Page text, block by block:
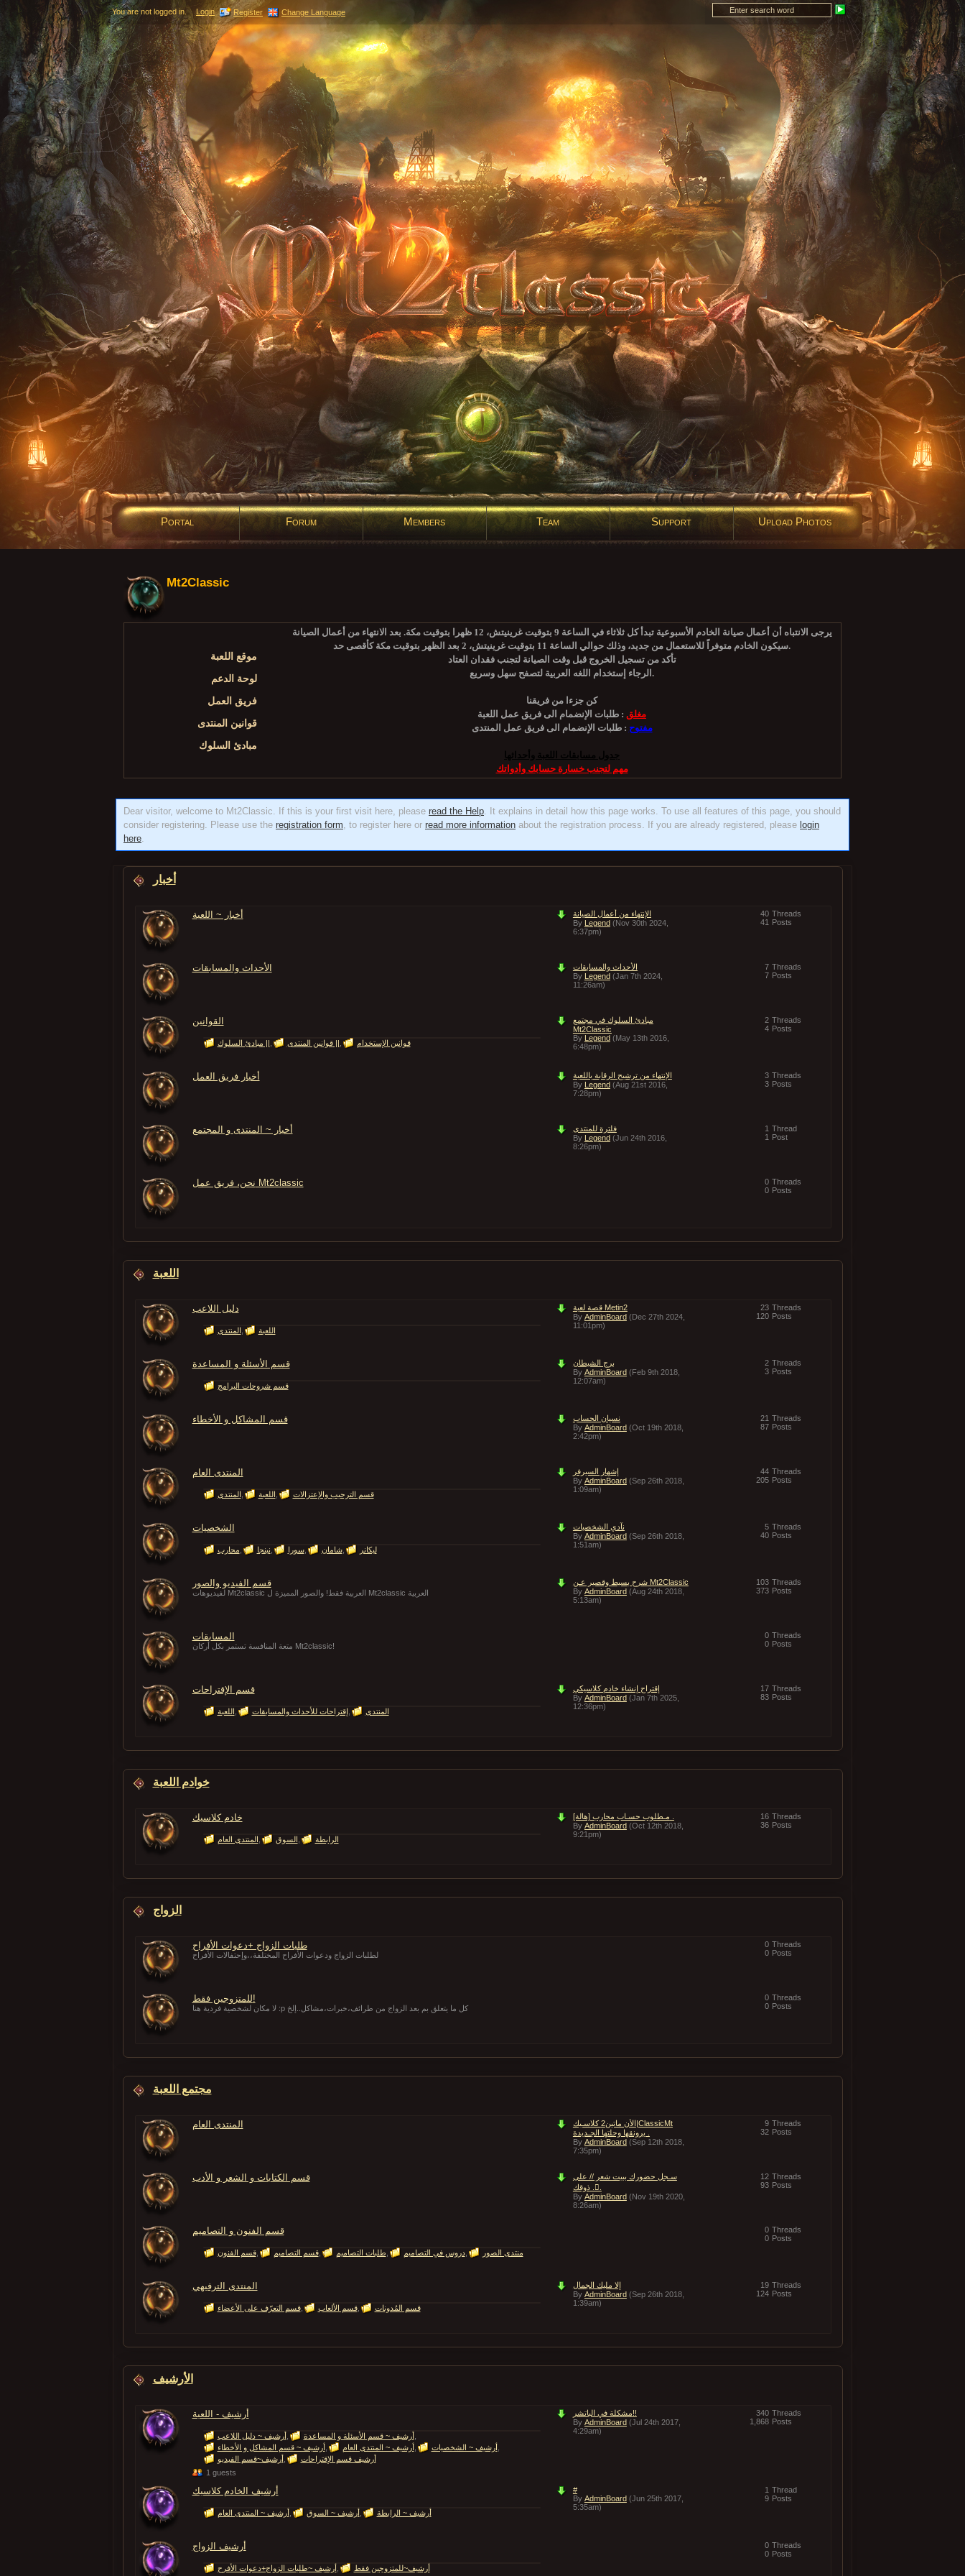
You are not logged in. Login Register Change Language
Portal Forum Members Team Support Upload Photos
Mt2Classic
موقع اللعبة
لوحة الدعم
فريق العمل
قوانين المنتدى
مبادئ السلوك
يرجى الانتباه أن أعمال صيانة الخادم الأسبوعية تبدأ كل ثلاثاء في الساعة 9 بتوقيت غرينيتش، 12 ظهرا بتوقيت مكة. بعد الانتهاء من أعمال الصيانة
سيكون الخادم متوفراً للاستعمال من جديد، وذلك حوالي الساعة 11 بتوقيت غرينيتش، 2 بعد الظهر بتوقيت مكة كأقصى حد.
تأكد من تسجيل الخروج قبل وقت الصيانة لتجنب فقدان العتاد
الرجاء إستخدام اللغه العربية لتصفح سهل وسريع.
كن جزءا من فريقنا
طلبات الإنضمام الى فريق عمل اللعبة : مغلق
طلبات الإنضمام الى فريق عمل المنتدى : مفتوح
جدول مسابقات اللعبة وأحداثها
مهم لتجنب خسارة حسابك وأدواتك
Dear visitor, welcome to Mt2Classic. If this is your first visit here, please read the Help. It explains in detail how this page works. To use all features of this page, you should
consider registering. Please use the registration form, to register here or read more information about the registration process. If you are already registered, please login
here.
أخبار
أخبار ~ اللعبة
الإنتهاء من أعمال الصيانة
By Legend (Nov 30th 2024,
6:37pm)
Threads
40
Posts
41
الأحداث والمسابقات
الأحداث والمسابقات
By Legend (Jan 7th 2024,
11:26am)
Threads
7
Posts
7
القوانين
مبادئ السلوك || قوانين المنتدى || قوانين الإستخدام
مبادئ السلوك في مجتمع
Mt2Classic
By Legend (May 13th 2016,
6:48pm)
Threads
2
Posts
4
أخبار فريق العمل
الإنتهاء من ترشيح الرقابة باللعبة
By Legend (Aug 21st 2016,
7:28pm)
Threads
3
Posts
3
أخبار ~ المنتدى و المجتمع
فلترة للمنتدى
By Legend (Jun 24th 2016,
8:26pm)
Thread
1
Post
1
نحن، فريق عمل Mt2classic Threads
0
Posts
0
اللعبة
دليل اللاعب
المنتدى اللعبة
قصة لعبة Metin2
By AdminBoard (Dec 27th 2024,
11:01pm)
Threads
23
Posts
120
قسم الأسئلة و المساعدة
قسم شروحات البرامج
برج الشيطان
By AdminBoard (Feb 9th 2018,
12:07am)
Threads
2
Posts
3
قسم المشاكل و الأخطاء
نسيان الحساب
By AdminBoard (Oct 19th 2018,
2:42pm)
Threads
21
Posts
87
المنتدى العام
المنتدى اللعبة قسم الترحيب والإعتزالات
إشهار السيرفر
By AdminBoard (Sep 26th 2018,
1:09am)
Threads
44
Posts
205
الشخصيات
محارب نينجا سورا شامان ليكانر
نآدي الشخصيات
By AdminBoard (Sep 26th 2018,
1:51am)
Threads
5
Posts
40
قسم الفيديو والصور
لفيديوهات Mt2classic العربية فقط! والصور المميزة ل Mt2classic العربية
شرح بسيط وقصير عـن Mt2Classic
By AdminBoard (Aug 24th 2018,
5:13am)
Threads
103
Posts
373
المسابقات
متعة المنافسة تستمر بكل أركان Mt2classic!
Threads
0
Posts
0
قسم الإقتراحات
اللعبة إقتراحات للأحداث والمسابقات المنتدى
إقتراح إنشاء خادم كلاسيكي
By AdminBoard (Jan 7th 2025,
12:36pm)
Threads
17
Posts
83
خوادم اللعبة
خادم كلاسيك
المنتدى العام السوق الرابطة
By AdminBoard (Oct 12th 2018,
9:21pm)
Threads
16
Posts
36
الزواج
طلبات الزواج +دعوات الأفراح
لطلبات الزواج ودعوات الأفراح المختلفة،،وإحتفالات الأفراح
Threads
0
Posts
0
للمتزوجين فقط!
لا مكان لشخصية فردية هنا :p كل ما يتعلق بم بعد الزواج من طرائف،خبرات،مشاكل..إلخ
Threads
0
Posts
0
مجتمع اللعبة
المنتدى العام
الأن ماتين2 كلاسـيك|ClassicMt
By AdminBoard (Sep 12th 2018,
7:35pm)
Threads
9
Posts
32
قسم الكتابات و الشعر و الأدب
سـجل حضورك ببيت شعر // على
ذوقك ..ْ
By AdminBoard (Nov 19th 2020,
8:26am)
Threads
12
Posts
93
قسم الفنون و التصاميم
قسم الفنون قسم التصاميم طلبات التصاميم دروس في التصاميم منتدى الصور
Threads
0
Posts
0
المنتدى الترفيهي
قسم التعرّف على الأعضاء قسم الألعاب قسم المُدونات
إلا مليك الجمال
By AdminBoard (Sep 26th 2018,
1:39am)
Threads
19
Posts
124
الأرشيف
أرشيف - اللعبة
أرشيف ~ دليل اللاعب
أرشيف ~ قسم الأسئلة و المساعدة
أرشيف ~ قسم المشاكل و الأخطاء
أرشيف ~ المنتدى العام
أرشيف ~ الشخصيات
أرشيف~قسم الفيديو
أرشيف قسم الإقتراحات
1 guests
مشكلة في الباتشر!!
By AdminBoard (Jul 24th 2017,
4:29am)
Threads
340
Posts
1,868
أرشيف الخادم كلاسيك
أرشيف ~ المنتدى العام أرشيف ~ السوق أرشيف ~ الرابطة
#
By AdminBoard (Jun 25th 2017,
5:35am)
Thread
1
Posts
9
أرشيف الزواج
أرشيف ~طلبات الزواج+دعوات الأفرح أرشيف~للمتزوجين فقط
Threads
0
Posts
0